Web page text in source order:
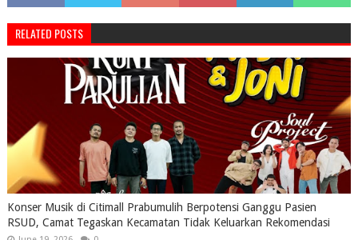
RELATED POSTS
Konser Musik di Citimall Prabumulih Berpotensi Ganggu Pasien
RSUD, Camat Tegaskan Kecamatan Tidak Keluarkan Rekomendasi